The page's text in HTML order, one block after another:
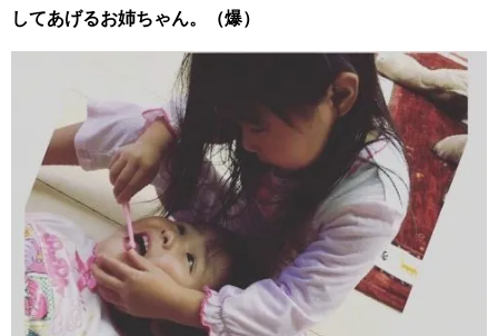
してあげるお姉ちゃん。（爆）